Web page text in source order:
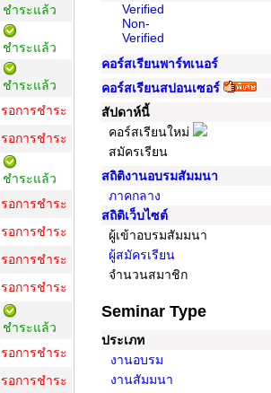
ชำระแล้ว
ชำระแล้ว
ชำระแล้ว
รอการชำระ
รอการชำระ
ชำระแล้ว
รอการชำระ
รอการชำระ
รอการชำระ
รอการชำระ
ชำระแล้ว
รอการชำระ
รอการชำระ
Verified
Non-
Verified
คอร์สเรียนพาร์ทเนอร์
คอร์สเรียนสปอนเซอร์
สัปดาห์นี้
คอร์สเรียนใหม่
สมัครเรียน
สถิติงานอบรมสัมมนา
ภาคกลาง
สถิติเว็บไซต์
ผู้เข้าอบรมสัมมนา
ผู้สมัครเรียน
จำนวนสมาชิก
Seminar Type
ประเภท
งานอบรม
งานสัมมนา